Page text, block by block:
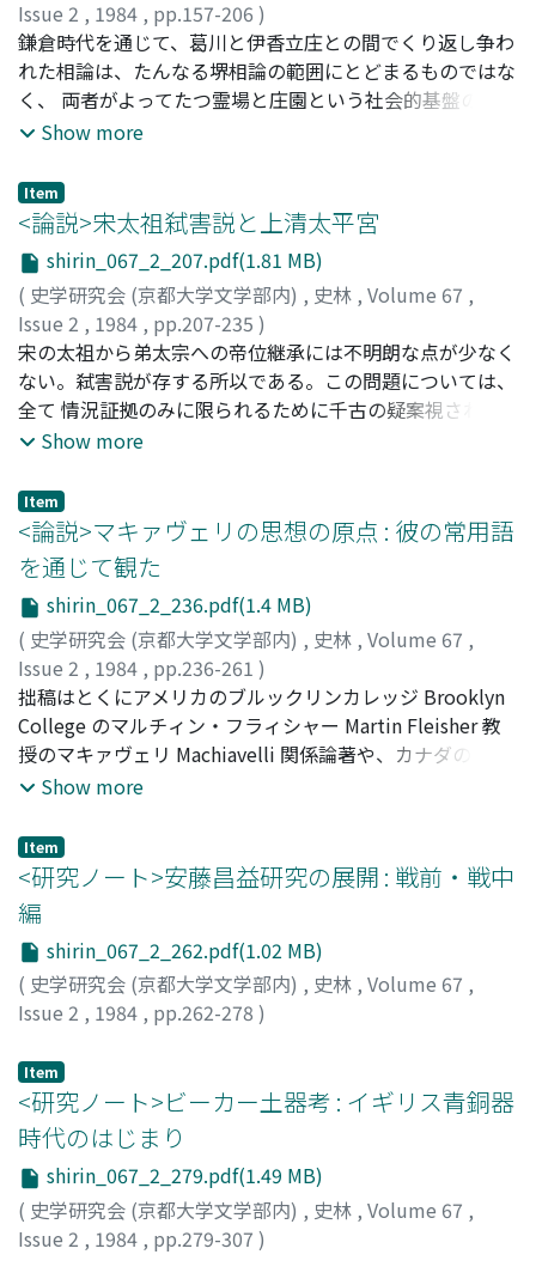
Issue 2 , 1984 , pp.157-206 )
下坂, 守;Shimosaka, Mamoru;シモサカ, マモル
鎌倉時代を通じて、葛川と伊香立庄との間でくり返し争わ
れた相論は、たんなる堺相論の範囲にとどまるものではな
く、 両者がよってたつ霊場と庄園という社会的基盤の違い
を前提にしたものであった。建保・建長の二度にわたる相
明確にし、つづく文永の相論では、一歩進んで霊場葛川を
それぞれ霊場側と庄園側の二つに分割するにまで至る。文
保の相論は、葛川側がかつて伊香立庄側に分割した下立山
と呼ばれた地域の部分的奪還と、霊場蔦川に おける開発
権の獲得に乗り出したため惹起したものであった。葛川側
は伊香立番側との下立山をめぐるいわゆる堺相論では、積
極的に相論絵図を作製するなどして、常に有利に相論を展
開していく。しかし、開発権の獲得は、葛川住人が本来
「御堂給仕」の目的にのみ限って霊場葛川への居住を許可
されていた人々であったことから、容易には達成できず、
ど、葛川側は窮地に立つ。それでも、蔦川側は自分たちの
理念的領主であった明王の威光を、行者を通じて巧みに相
論に生かすことにより、最後は堺相論のみならず葛川内に
おける開発権をも勝ちとることに成功する。
Show more
Item
<論説>宋太祖弑害説と上清太平宮
shirin_067_2_207.pdf(1.81 MB)
( 史学研究会 (京都大学文学部内) , 史林 , Volume 67 ,
Issue 2 , 1984 , pp.207-235 )
愛宕, 元;Otagi, Hajime;オタギ, ハジメ
宋の太祖から弟太宗への帝位継承には不明朗な点が少なく
ない。弑害説が存する所以である。この問題については、
全て 情況証拠のみに限られるために千古の疑案視される
ものであるが、疑惑をさらに強めるものが、太宗の道教政
大きな教勢を有しながらも、唐末以後、著しく衰退に向っ
た楼観派道教に対する太宗の異常 とも思える肩入れがそ
れである。太宗が兄太祖を承けて帝位に即くべきことがあ
らかじめ決定されていたとする奇怪な神言が、即位直後に
流布しており、その神のために荘大な道観が太宗により建
立されているのである。この神言なるものを追跡してみる
と、 楼観派によって意図的に作為された形跡が認められ、
それを太宗が自らの帝位継承を合理化するという政治的意
図のもとに巧みに利用したものと解し得るのである。次帝
真宗の著名な道教尊崇、あるいは江南出身官僚の動静と合
せて、宋初のすぐれて政治的な 展開の一断面と言えよう。
Show more
Item
<論説>マキァヴェリの思想の原点 : 彼の常用語
を通じて観た
shirin_067_2_236.pdf(1.4 MB)
( 史学研究会 (京都大学文学部内) , 史林 , Volume 67 ,
Issue 2 , 1984 , pp.236-261 )
柴山, 英一; Shibayama, Eiichi;シバヤマ, エイイチ
拙稿はとくにアメリカのブルックリンカレッジ Brooklyn
College のマルチィン・フラィシャー Martin Fleisher 教
授のマキァヴェリ Machiavelli 関係論著や、カナダのカル
ガリー大学 University of Calgary のアンソニー・パーレル
ァヴェリ特有の意味を含む彼の常套語、たとえばアニモ
Animo、アソビツィオーネambizione、インジェニョ
ingegno、プルーデンツァ prudenza、インガーンノ
inganno、ヴィルトゥ virtu、フォルトゥナ fortuna その他
同意語や反意語あるいは玉虫色とも見える関連用語などを
通じて、彼の複雑な思想の原点ーとくにその政治観や歴
史思想の局面を模索してみた。なおまた彼の思想に影響を
が現代に至る間にどのような曲折をたどって来たかについ
ても、私なりに改めて再考した。
Show more
Item
<研究ノート>安藤昌益研究の展開 : 戦前・戦中
編
shirin_067_2_262.pdf(1.02 MB)
( 史学研究会 (京都大学文学部内) , 史林 , Volume 67 ,
Issue 2 , 1984 , pp.262-278 )
Item
<研究ノート>ビーカー土器考 : イギリス青銅器
時代のはじまり
shirin_067_2_279.pdf(1.49 MB)
( 史学研究会 (京都大学文学部内) , 史林 , Volume 67 ,
Issue 2 , 1984 , pp.279-307 )